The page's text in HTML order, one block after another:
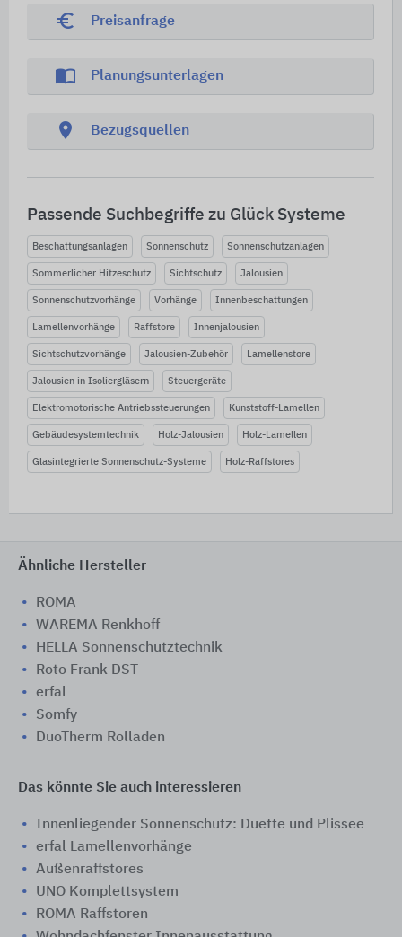
euro_symbol Preisanfrage
import_contacts Planungsunterlagen
location_on Bezugsquellen
Passende Suchbegriffe zu Glück Systeme
Beschattungsanlagen Sonnenschutz Sonnenschutzanlagen
Sommerlicher Hitzeschutz Sichtschutz Jalousien
Sonnenschutzvorhänge Vorhänge Innenbeschattungen
Lamellenvorhänge Raffstore Innenjalousien
Sichtschutzvorhänge Jalousien-Zubehör Lamellenstore
Jalousien in Isoliergläsern Steuergeräte
Elektromotorische Antriebssteuerungen Kunststoff-Lamellen
Gebäudesystemtechnik Holz-Jalousien Holz-Lamellen
Glasintegrierte Sonnenschutz-Systeme Holz-Raffstores
Ähnliche Hersteller
ROMA
WAREMA Renkhoff
HELLA Sonnenschutztechnik
Roto Frank DST
erfal
Somfy
DuoTherm Rolladen
Das könnte Sie auch interessieren
Innenliegender Sonnenschutz: Duette und Plissee
erfal Lamellenvorhänge
Außenraffstores
UNO Komplettsystem
ROMA Raffstoren